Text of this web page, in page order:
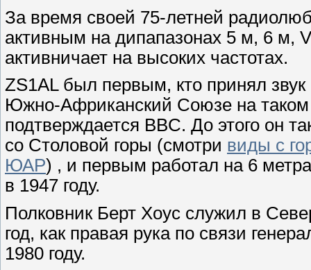
За время своей 75-летней
активным на дипапазонах 5 м, 6 м,
активничает на высоких частотах.
ZS1AL был первым, кто принял
Южно-Африканский Союзе на таком
подтверждается BBC. До этого он
со Столовой горы (смотри виды с
ЮАР) , и первым работал на 6
в 1947 году.
Полковник Берт Хоус служил в
год, как правая рука по связи
1980 году.